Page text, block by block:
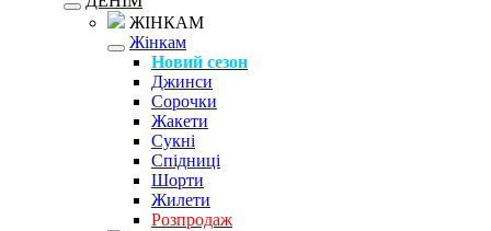
ЖІНКАМ
Жінкам
Новий сезон
Джинси
Сорочки
Жакети
Сукні
Спідниці
Шорти
Жилети
Розпродаж